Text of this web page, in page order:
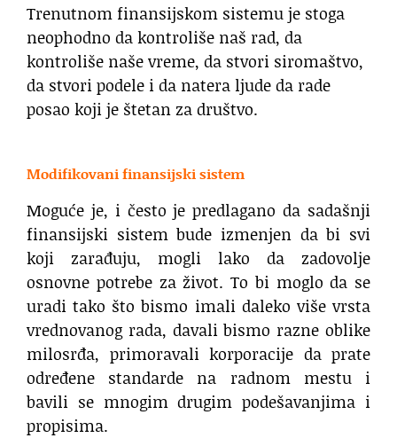
Trenutnom finansijskom sistemu je stoga
neophodno da kontroliše naš rad, da
kontroliše naše vreme, da stvori siromaštvo,
da stvori podele i da natera ljude da rade
posao koji je štetan za društvo.
Modifikovani finansijski sistem
Moguće je, i često je predlagano da sadašnji
finansijski sistem bude izmenjen da bi svi
koji zarađuju, mogli lako da zadovolje
osnovne potrebe za život. To bi moglo da se
uradi tako što bismo imali daleko više vrsta
vrednovanog rada, davali bismo razne oblike
milosrđa, primoravali korporacije da prate
određene standarde na radnom mestu i
bavili se mnogim drugim podešavanjima i
propisima.